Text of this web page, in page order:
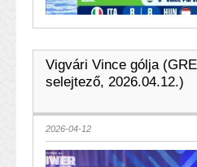
Vigvári Vince gólja
selejtező, 2026.04.12.)
2026-04-12